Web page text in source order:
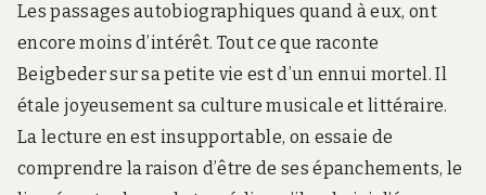
Les passages autobiographiques quand à eux, ont
encore moins d’intérêt. Tout ce que raconte
Beigbeder sur sa petite vie est d’un ennui mortel. Il
étale joyeusement sa culture musicale et littéraire.
La lecture en est insupportable, on essaie de
comprendre la raison d’être de ses épanchements, le